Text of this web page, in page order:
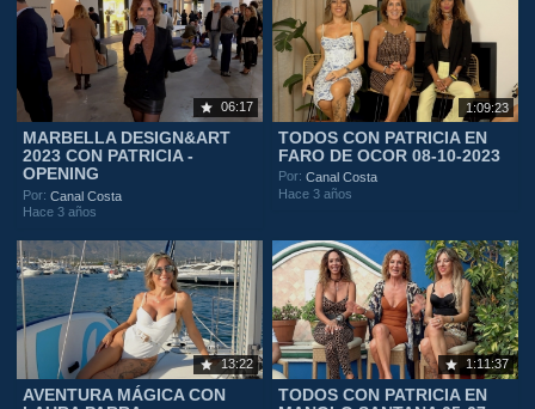
06:17
MARBELLA DESIGN&ART
2023 CON PATRICIA -
OPENING
Por:Canal Costa
Hace 3 años
1:09:23
TODOS CON PATRICIA EN
FARO DE OCOR 08-10-2023
Por:Canal Costa
Hace 3 años
13:22
AVENTURA MÁGICA CON
1:11:37
TODOS CON PATRICIA EN